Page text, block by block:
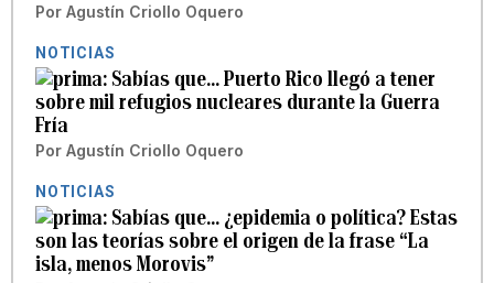
Por Agustín Criollo Oquero
NOTICIAS
Sabías que… Puerto Rico llegó a tener
sobre mil refugios nucleares durante la Guerra
Fría
Por Agustín Criollo Oquero
NOTICIAS
Sabías que… ¿epidemia o política? Estas
son las teorías sobre el origen de la frase “La
isla, menos Morovis”